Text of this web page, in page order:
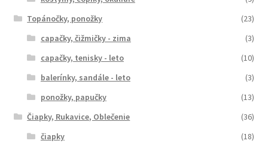
Topánočky, ponožky
(23)
capačky, čižmičky - zima
(3)
capačky, tenisky - leto
(10)
balerínky, sandále - leto
(3)
ponožky, papučky
(13)
Čiapky, Rukavice, Oblečenie
(36)
čiapky
(18)